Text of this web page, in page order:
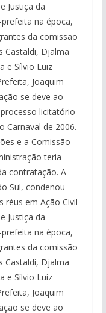
Justiça da
na época,
da comissão
Castaldi, Djalma
e Sílvio Luiz
Joaquim
se deve ao
licitatório
Carnaval de 2006.
e a Comissão
teria
contratação. A
Sul, condenou
réus em Ação Civil
Justiça da
na época,
da comissão
Castaldi, Djalma
e Sílvio Luiz
Joaquim
se deve ao